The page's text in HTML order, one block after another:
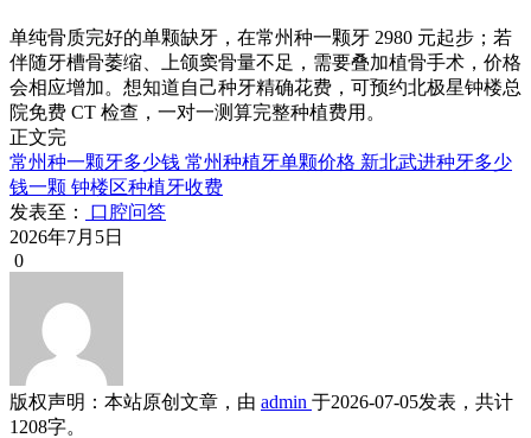
单纯骨质完好的单颗缺牙，在常州种一颗牙 2980 元起步；若
伴随牙槽骨萎缩、上颌窦骨量不足，需要叠加植骨手术，价格
会相应增加。想知道自己种牙精确花费，可预约北极星钟楼总
院免费 CT 检查，一对一测算完整种植费用。
正文完
常州种一颗牙多少钱 常州种植牙单颗价格 新北武进种牙多少
钱一颗 钟楼区种植牙收费
发表至：
口腔问答
2026年7月5日
0
版权声明： 本站原创文章，由 admin 于2026-07-05发表，共计
1208字。